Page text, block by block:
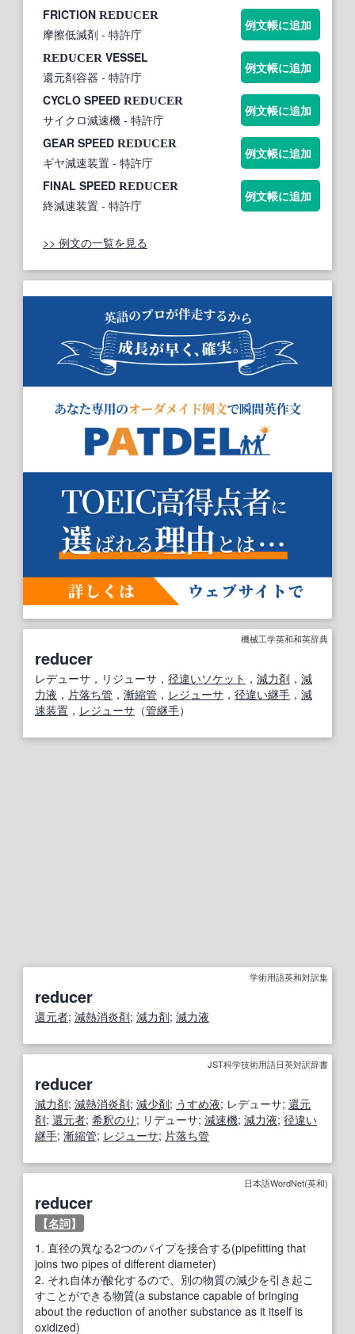
FRICTION REDUCER
摩擦低減剤 - 特許庁
例文帳に追加
REDUCER VESSEL
還元剤容器 - 特許庁
例文帳に追加
CYCLO SPEED REDUCER
サイクロ減速機 - 特許庁
例文帳に追加
GEAR SPEED REDUCER
ギヤ減速装置 - 特許庁
例文帳に追加
FINAL SPEED REDUCER
終減速装置 - 特許庁
例文帳に追加
>> 例文の一覧を見る
機械工学英和和英辞典
reducer
レデューサ，リジューサ， 径違いソケット ， 減力剤 ， 減
力液 ， 片落ち管 ， 漸縮管 ， レジューサ ， 径違い継手 ， 減
速装置 ， レジューサ （管継手）
学術用語英和対訳集
reducer
還元者; 減熱消炎剤; 減力剤; 減力液
JST科学技術用語日英対訳辞書
reducer
減力剤; 減熱消炎剤; 減少剤; うすめ液; レデューサ; 還元
剤; 還元者; 希釈のり ; リデューサ; 減速機; 減力液; 径違い
継手; 漸縮管; レジューサ; 片落ち管
日本語WordNet(英和)
reducer
【名詞】
1. 直径の異なる2つのパイプを接合する(pipefitting that
joins two pipes of different diameter)
2. それ自体が酸化するので、別の物質の減少を引き起こ
すことができる物質(a substance capable of bringing
about the reduction of another substance as it itself is
oxidized)